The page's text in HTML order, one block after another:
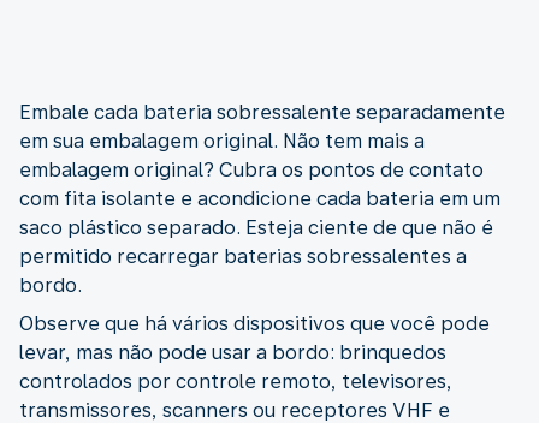
Embale cada bateria sobressalente separadamente
em sua embalagem original. Não tem mais a
embalagem original? Cubra os pontos de contato
com fita isolante e acondicione cada bateria em um
saco plástico separado. Esteja ciente de que não é
permitido recarregar baterias sobressalentes a
bordo.
Observe que há vários dispositivos que você pode
levar, mas não pode usar a bordo: brinquedos
controlados por controle remoto, televisores,
transmissores, scanners ou receptores VHF e